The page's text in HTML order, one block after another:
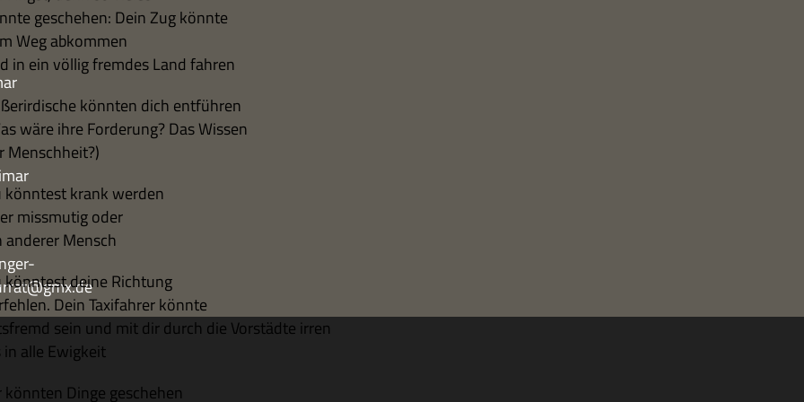
gesche­hen: Dein Zug könnte
Weg abkommen
in ein völ­lig frem­des Land fahren
könn­ten dich entführen
wäre ihre For­de­rung? Das Wissen
Menschheit?)
könn­test krank werden
miss­mu­tig oder
ande­rer Mensch
könn­test deine Richtung
Dein Taxi­fah­rer könnte
sein und mit dir durch die Vor­städte irren
in alle Ewigkeit
könn­ten Dinge geschehen